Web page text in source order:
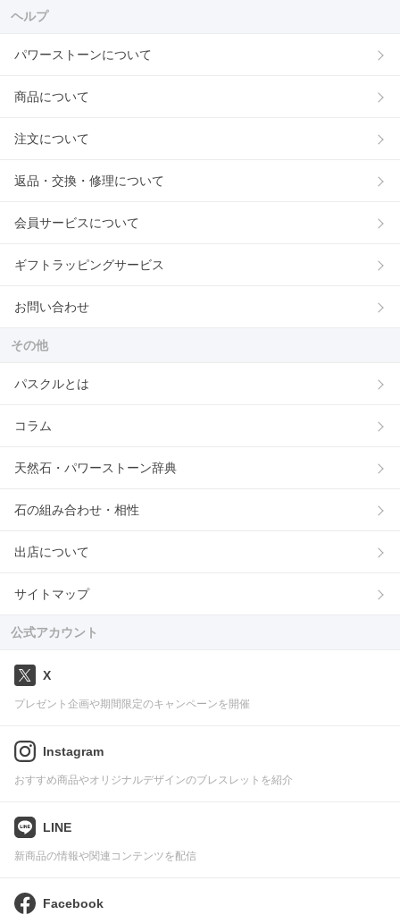
ヘルプ
パワーストーンについて
商品について
注文について
返品・交換・修理について
会員サービスについて
ギフトラッピングサービス
お問い合わせ
その他
パスクルとは
コラム
天然石・パワーストーン辞典
石の組み合わせ・相性
出店について
サイトマップ
公式アカウント
X
プレゼント企画や期間限定のキャンペーンを開催
Instagram
おすすめ商品やオリジナルデザインのブレスレットを紹介
LINE
新商品の情報や関連コンテンツを配信
Facebook